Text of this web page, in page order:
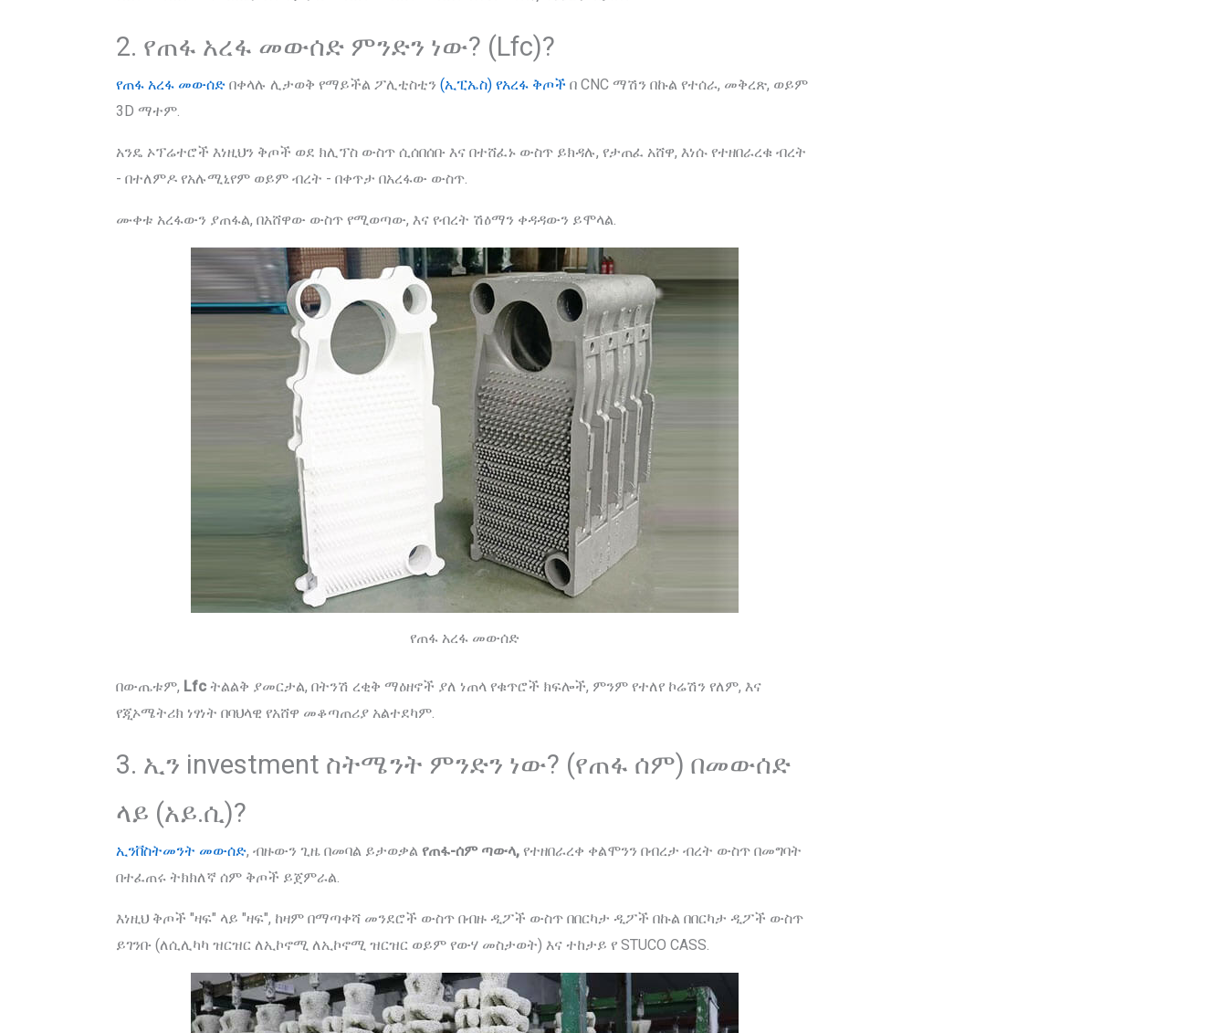
2. የጠፋ አረፋ መውሰድ ምንድን ነው? (Lfc)?
የጠፋ አረፋ መውሰድበቀላሉ ሊታወቅ የማይችል ፖሊቲስቲን (ኢፒኤስ) የአረፋ ቅጦች በ CNC ማሽን በኩል የተሰራ, መቅረጽ, ወይም
3D ማተም.
አንዴ ኦፕሬተሮች እነዚህን ቅጦች ወደ ክሊፕስ ውስጥ ሲሰበሰቡ እና በተሸፈኑ ውስጥ ይክዳሉ, የታጠፈ አሸዋ, እነሱ የተዘበራረቁ ብረት
- በተለምዶ የአሉሚኒየም ወይም ብረት - በቀጥታ በአረፋው ውስጥ.
ሙቀቱ አረፋውን ያጠፋል, በአሸዋው ውስጥ የሚወጣው, እና የብረት ሽዕማን ቀዳዳውን ይሞላል.
የጠፋ አረፋ መውሰድ
በውጤቱም, Lfcትልልቅ ያመርታል, በትንሽ ረቂቅ ማዕዘኖች ያለ ነጠላ የቁጥሮች ክፍሎች, ምንም የተለየ ኮሬሽን የለም, እና
የጂኦሜትሪክ ነፃነት በባህላዊ የአሸዋ መቆጣጠሪያ አልተደካም.
3. ኢን investment ስትሜንት ምንድን ነው? (የጠፋ ሰም) በመውሰድ
ላይ (አይ.ሲ)?
ኢንቨስትመንት መውሰድ, ብዙውን ጊዜ በመባል ይታወቃል የጠፋ-ሰም ጣውላ,የተዘበራረቀ ቀልሞንን በብረታ ብረት ውስጥ በመግባት
በተፈጠሩ ትክክለኛ ሰም ቅጦች ይጀምራል.
እነዚህ ቅጦች "ዛፍ" ላይ "ዛፍ", ከዛም በማጣቀሻ መንደሮች ውስጥ በብዙ ዲፖች ውስጥ በበርካታ ዲፖች በኩል በበርካታ ዲፖች ውስጥ
ይገንቡ (ለሲሊካካ ዝርዝር ለኢኮኖሚ ለኢኮኖሚ ዝርዝር ወይም የውሃ መስታወት) እና ተከታይ የ STUCO CASS.